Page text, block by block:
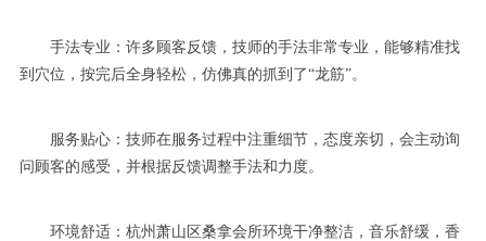
手法专业：许多顾客反馈，技师的手法非常专业，能够精准找
到穴位，按完后全身轻松，仿佛真的抓到了“龙筋”。
服务贴心：技师在服务过程中注重细节，态度亲切，会主动询
问顾客的感受，并根据反馈调整手法和力度。
环境舒适：杭州萧山区桑拿会所环境干净整洁，音乐舒缓，香